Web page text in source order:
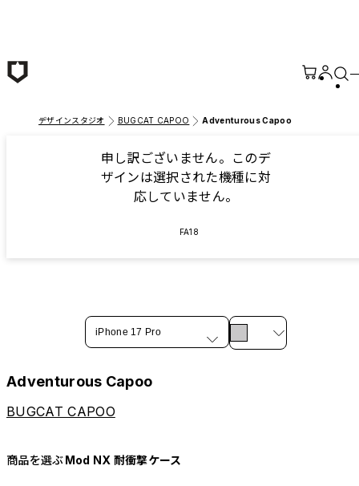
デザインスタジオ BUGCAT CAPOO Adventurous Capoo
申し訳ございません。このデ
ザインは選択された機種に対
応していません。
FA18
iPhone 17 Pro
Adventurous Capoo
BUGCAT CAPOO
商品を選ぶMod NX 耐衝撃ケース